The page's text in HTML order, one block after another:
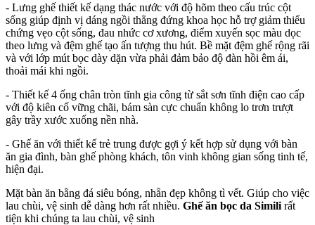
- Lưng ghế thiết kế dạng thác nước với độ hõm theo cấu trúc cột
sống giúp định vị dáng ngồi thẳng đứng khoa học hỗ trợ giảm thiểu
chứng vẹo cột sống, đau nhức cơ xương, điểm xuyến sọc màu dọc
theo lưng và đệm ghế tạo ấn tượng thu hút. Bề mặt đệm ghế rộng rãi
và với lớp mút bọc dày dặn vừa phải đảm bảo độ đàn hồi êm ái,
thoải mái khi ngồi.
- Thiết kế 4 ống chân tròn tĩnh gia công từ sắt sơn tĩnh điện cao cấp
với độ kiên cố vững chãi, bám sàn cực chuẩn không lo trơn trượt
gây trầy xước xuống nền nhà.
- Ghế ăn với thiết kế trẻ trung được gợi ý kết hợp sử dụng với bàn
ăn gia đình, bàn ghế phòng khách, tôn vinh không gian sống tinh tế,
hiện đại.
Mặt bàn ăn bằng đá siêu bóng, nhẵn đẹp không tì vết. Giúp cho việc
lau chùi, vệ sinh dễ dàng hơn rất nhiều. Ghế ăn bọc da Simili rất
tiện khi chúng ta lau chùi, vệ sinh